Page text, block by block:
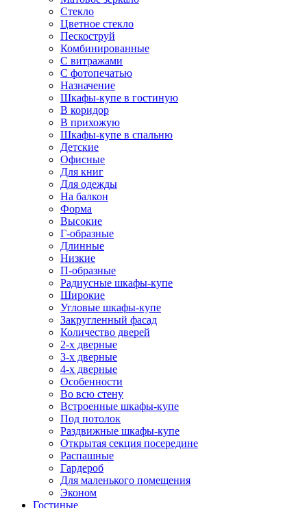
Стекло
Цветное стекло
Пескоструй
Комбинированные
С витражами
С фотопечатью
Назначение
Шкафы-купе в гостиную
В коридор
В прихожую
Шкафы-купе в спальню
Детские
Офисные
Для книг
Для одежды
На балкон
Форма
Высокие
Г-образные
Длинные
Низкие
П-образные
Радиусные шкафы-купе
Широкие
Угловые шкафы-купе
Закругленный фасад
Количество дверей
2-х дверные
3-х дверные
4-х дверные
Особенности
Во всю стену
Встроенные шкафы-купе
Под потолок
Раздвижные шкафы-купе
Открытая секция посередине
Распашные
Гардероб
Для маленького помещения
Эконом
Гостиные